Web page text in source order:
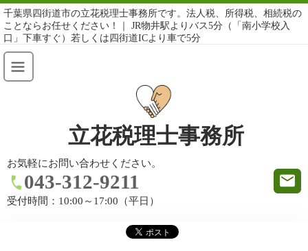
千葉県四街道市の立花税理士事務所です。法人税、所得税、相続税の
ことならお任せください！｜ JR物井駅よりバス5分（「南小学校入
口」下車すぐ）若しくは四街道ICより車で5分
立花税理士事務所
お気軽にお問い合わせください。
043-312-9211
受付時間： 10:00～17:00（平日）